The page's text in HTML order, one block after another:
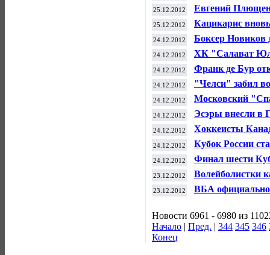
25.12.2012
Евгений
чемпионата
25.12.2012
Кацикарис
России по
24.12.2012 Боксер Новиков
24.12.2012
ХК "Салават
тренера Венера
24.12.2012
Франк де Бур
"Спартак"
24.12.2012 "Челси" забил
24.12.2012
Московский
хоккею
24.12.2012
Эсэры внесли в
болельщиков
24.12.2012
Хоккеисты
прилетели на
24.12.2012
Кубок России
(Казань) в сезоне
24.12.2012
Финал шести
Белгороде
23.12.2012
Волейболистки
23.12.2012
ВБА официально
Новости 6961 - 6980 из
Начало | Пред. | 344 345 346
Конец